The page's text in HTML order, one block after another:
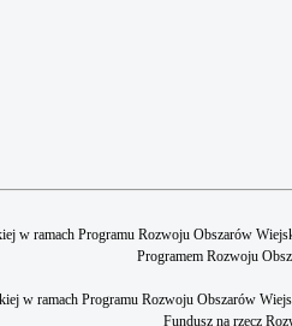
w ramach Programu Rozwoju Obszarów
Programem Rozwoju
w ramach Programu Rozwoju Obszarów
Fundusz na rzecz